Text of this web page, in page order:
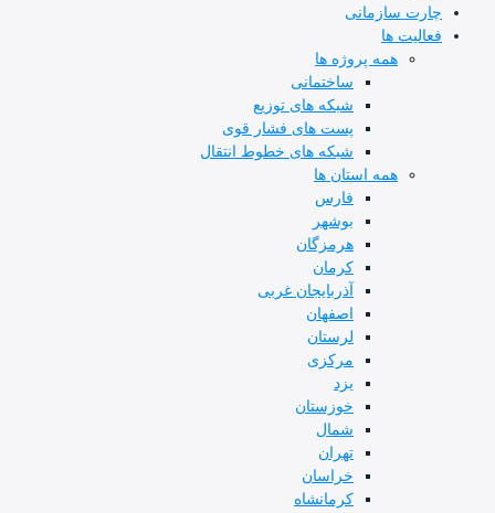
چارت سازمانی
فعالیت ها
همه پروژه ها
ساختمانی
شبکه های توزیع
پست های فشار قوی
شبکه های خطوط انتقال
همه استان ها
فارس
بوشهر
هرمزگان
کرمان
آذربایجان غربی
اصفهان
لرستان
مرکزی
یزد
خوزستان
شمال
تهران
خراسان
کرمانشاه